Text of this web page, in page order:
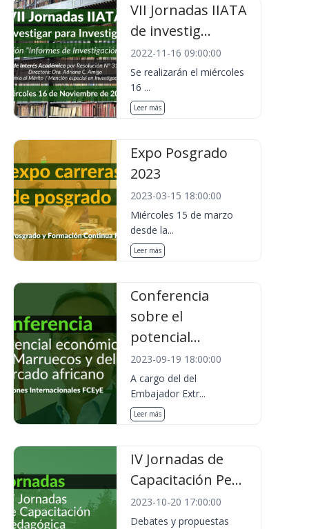
VII Jornadas IIATA
de investig...
2022-11-16 09:00:00
Se realizarán el miércoles
16 ...
Leer más
Expo Posgrado
2023
2023-03-15 18:00:00
Miércoles 15 de marzo
desde la...
Leer más
Conferencia
sobre el
potencial...
2023-09-19 18:00:00
A cargo del del
Embajador Extr...
Leer más
IV Jornadas de
Capacitación Pe...
2023-10-20 17:00:00
Debates y propuestas